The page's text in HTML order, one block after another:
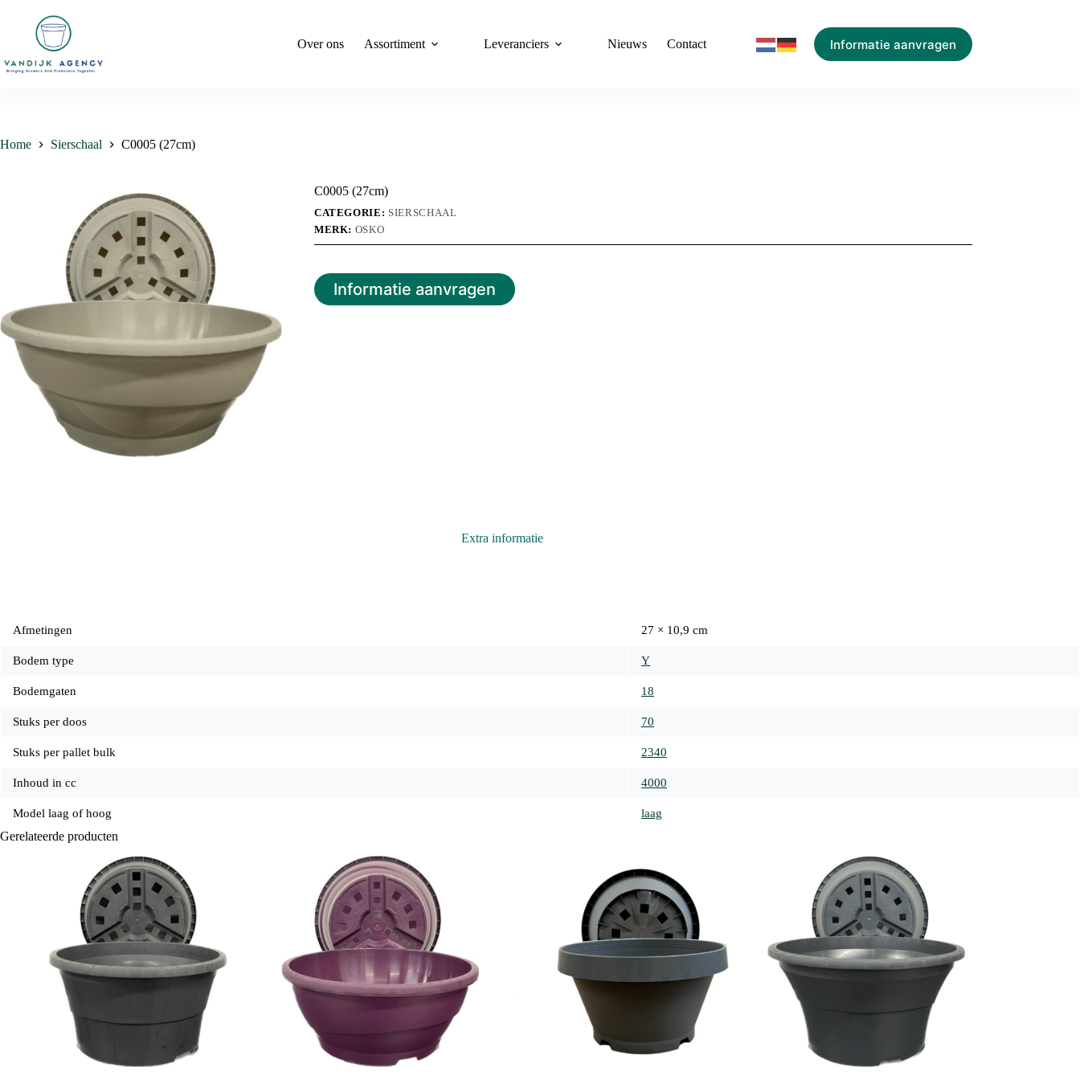
Over ons Assortiment Leveranciers Nieuws Contact Informatie aanvragen
Home Sierschaal C0005 (27cm)
C0005 (27cm)
CATEGORIE: SIERSCHAAL
MERK: OSKO
Informatie aanvragen
Extra informatie
Afmetingen 27 × 10,9 cm
Bodem type Y
Bodemgaten 18
Stuks per doos 70
Stuks per pallet bulk 2340
Inhoud in cc 4000
Model laag of hoog laag
Gerelateerde producten